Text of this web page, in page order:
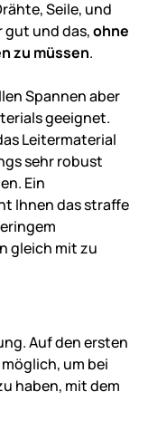
Seile, und
gut und das,ohne
zu müssen.
Spannen aber
geeignet.
Leitermaterial
sehr robust
Ein
Ihnen das straffe
gleich mit zu
Auf den ersten
um bei
haben, mit dem